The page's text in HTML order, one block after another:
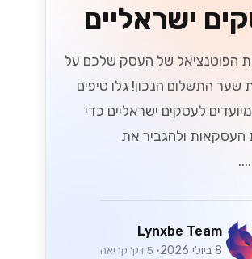
ישראליים
הפוטנציאל של העסק שלכם על
שער התשלום הנכון! גלו טיפים
לעסקים ישראליים כדי
העסקאות ולהגביר את
Lynxbe Team
8 ביולי 2026 • 5 דק׳ קריאה